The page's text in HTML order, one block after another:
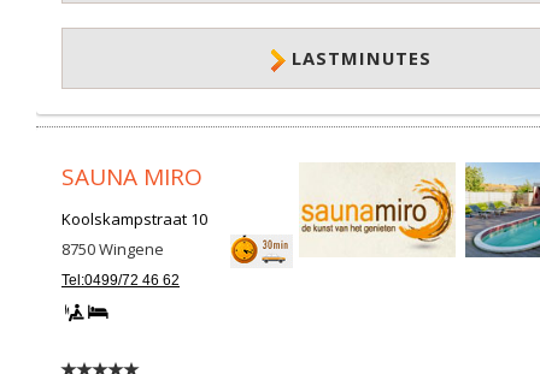
LASTMINUTES
SAUNA MIRO
Koolskampstraat 10
8750Wingene
Tel:0499/72 46 62